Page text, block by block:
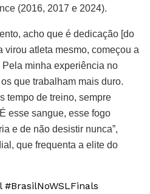
(2016, 2017 e 2024).
acho que é dedicação [do
virou atleta mesmo, começou a
Pela minha experiência no
que trabalham mais duro.
tempo de treino, sempre
esse sangue, esse fogo
e de não desistir nunca”,
que frequenta a elite do
#BrasilNoWSLFinals